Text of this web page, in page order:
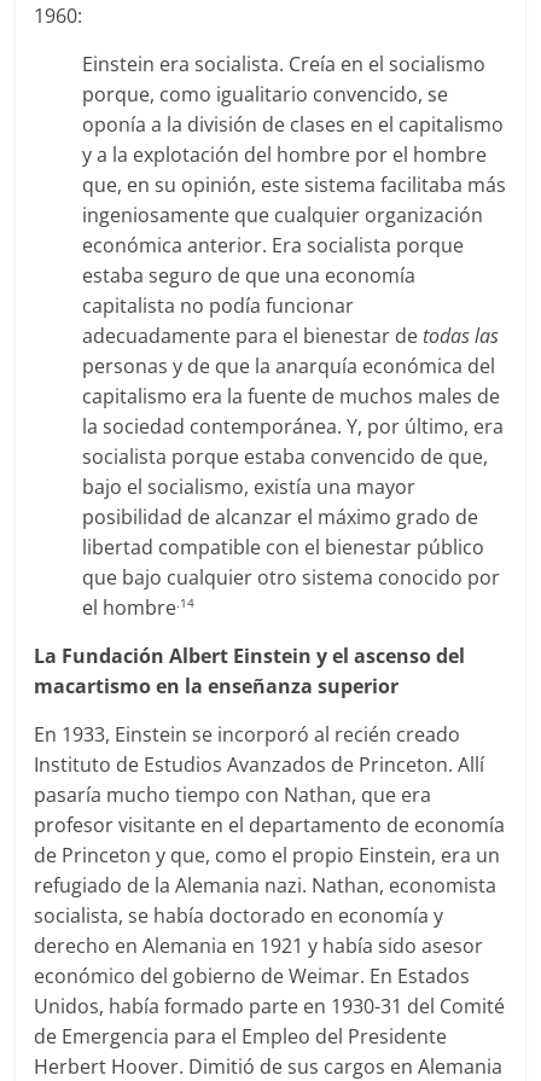
1960:
Einstein era socialista. Creía en el socialismo
porque, como igualitario convencido, se
oponía a la división de clases en el capitalismo
y a la explotación del hombre por el hombre
que, en su opinión, este sistema facilitaba más
ingeniosamente que cualquier organización
económica anterior. Era socialista porque
estaba seguro de que una economía
capitalista no podía funcionar
adecuadamente para el bienestar de todas las
personas y de que la anarquía económica del
capitalismo era la fuente de muchos males de
la sociedad contemporánea. Y, por último, era
socialista porque estaba convencido de que,
bajo el socialismo, existía una mayor
posibilidad de alcanzar el máximo grado de
libertad compatible con el bienestar público
que bajo cualquier otro sistema conocido por
el hombre.14
La Fundación Albert Einstein y el ascenso del
macartismo en la enseñanza superior
En 1933, Einstein se incorporó al recién creado
Instituto de Estudios Avanzados de Princeton. Allí
pasaría mucho tiempo con Nathan, que era
profesor visitante en el departamento de economía
de Princeton y que, como el propio Einstein, era un
refugiado de la Alemania nazi. Nathan, economista
socialista, se había doctorado en economía y
derecho en Alemania en 1921 y había sido asesor
económico del gobierno de Weimar. En Estados
Unidos, había formado parte en 1930-31 del Comité
de Emergencia para el Empleo del Presidente
Herbert Hoover. Dimitió de sus cargos en Alemania